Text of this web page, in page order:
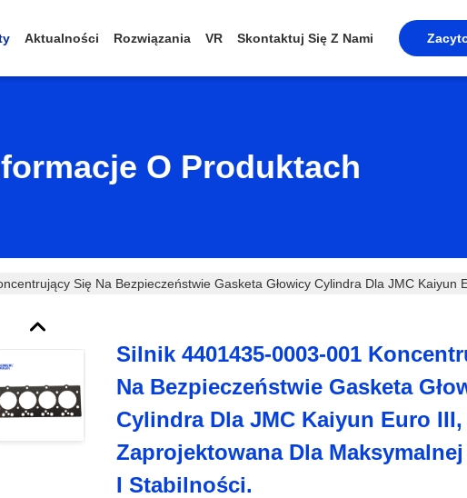
Aktualności Rozwiązania VR Skontaktuj Się Z Nami
O Produktach
Się Na Bezpieczeństwie Gasketa Głowicy Cylindra Dla JMC
Silnik 4401435-0003-001
Na Bezpieczeństwie Gasketa
Cylindra Dla JMC Kaiyun Euro III,
Zaprojektowana Dla
I Stabilności.